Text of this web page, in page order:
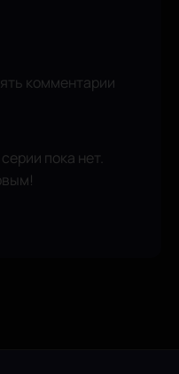
комментарии
пока нет.